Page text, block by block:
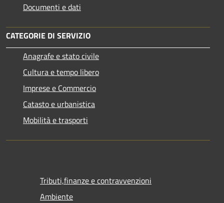
Documenti e dati
CATEGORIE DI SERVIZIO
Anagrafe e stato civile
Cultura e tempo libero
Imprese e Commercio
Catasto e urbanistica
Mobilità e trasporti
Tributi,finanze e contravvenzioni
Ambiente